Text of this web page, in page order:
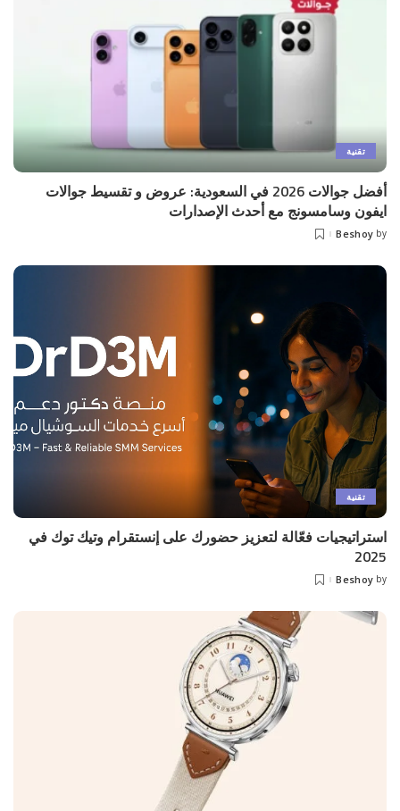
تقنية
أفضل جوالات 2026 في السعودية: عروض و تقسيط جوالات
ايفون وسامسونج مع أحدث الإصدارات
Posted
by
Beshoy
تقنية
استراتيجيات فعّالة لتعزيز حضورك على إنستقرام وتيك توك في
2025
Posted
by
Beshoy